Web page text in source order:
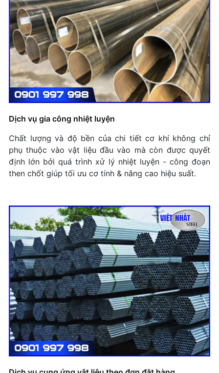
Dịch vụ gia công nhiệt luyện
Chất lượng và độ bền của chi tiết cơ khí không chỉ
phụ thuộc vào vật liệu đầu vào mà còn được quyết
định lớn bởi quá trình xử lý nhiệt luyện - công đoạn
then chốt giúp tối ưu cơ tính & nâng cao hiệu suất.